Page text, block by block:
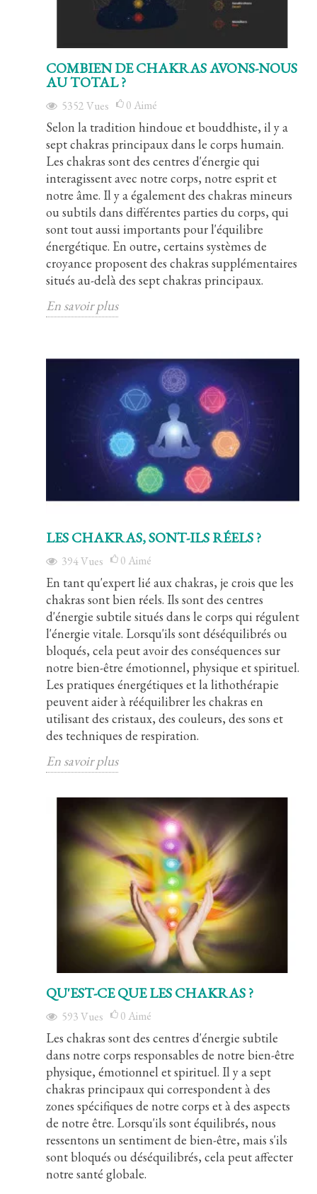
COMBIEN DE CHAKRAS AVONS-NOUS
AU TOTAL ?
5352Vues 0Aimé
Selon la tradition hindoue et bouddhiste, il y a
sept chakras principaux dans le corps humain.
Les chakras sont des centres d'énergie qui
interagissent avec notre corps, notre esprit et
notre âme. Il y a également des chakras mineurs
ou subtils dans différentes parties du corps, qui
sont tout aussi importants pour l'équilibre
énergétique. En outre, certains systèmes de
croyance proposent des chakras supplémentaires
situés au-delà des sept chakras principaux.
En savoir plus
LES CHAKRAS, SONT-ILS RÉELS ?
394Vues 0Aimé
En tant qu'expert lié aux chakras, je crois que les
chakras sont bien réels. Ils sont des centres
d'énergie subtile situés dans le corps qui régulent
l'énergie vitale. Lorsqu'ils sont déséquilibrés ou
bloqués, cela peut avoir des conséquences sur
notre bien-être émotionnel, physique et spirituel.
Les pratiques énergétiques et la lithothérapie
peuvent aider à rééquilibrer les chakras en
utilisant des cristaux, des couleurs, des sons et
des techniques de respiration.
En savoir plus
QU'EST-CE QUE LES CHAKRAS ?
593Vues 0Aimé
Les chakras sont des centres d'énergie subtile
dans notre corps responsables de notre bien-être
physique, émotionnel et spirituel. Il y a sept
chakras principaux qui correspondent à des
zones spécifiques de notre corps et à des aspects
de notre être. Lorsqu'ils sont équilibrés, nous
ressentons un sentiment de bien-être, mais s'ils
sont bloqués ou déséquilibrés, cela peut affecter
notre santé globale.